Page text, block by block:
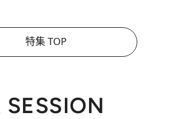
特集 TOP